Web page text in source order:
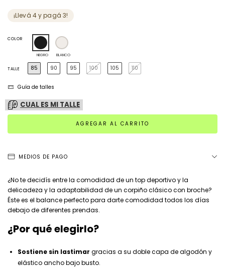
¡Llevá 4 y pagá 3!
COLOR
NEGRO BLANCO
TALLE 85 90 95 100 105 110
Guía de talles
CUAL ES MI TALLE
MEDIOS DE PAGO
¿No te decidís entre la comodidad de un top deportivo y la
delicadeza y la adaptabilidad de un corpiño clásico con broche?
Éste es el balance perfecto para darte comodidad todos los días
debajo de diferentes prendas.
¿Por qué elegirlo?
Sostiene sin lastimar gracias a su doble capa de algodón y
elástico ancho bajo busto.